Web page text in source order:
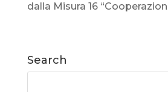
dalla Misura 16
Search